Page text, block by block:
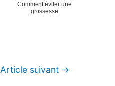
Comment éviter une
grossesse
Article suivant →